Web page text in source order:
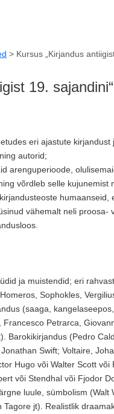
> Kursus „Kirjandus
19. sajandini“
eri ajastute
autorid;
arenguperioode,
võrdleb selle
humaanseid,
vähemalt neli
ja muistendid; eri
Sophokles,
(saaga,
Petrarca,
Barokikirjandus (Pedro
Swift; Voltaire,
Hugo või Walter Scott
või Stendhal või Fjodor
luule, sümbolism
jt). Realistlik